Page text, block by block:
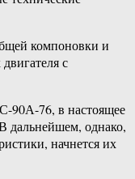
компоновки и
с
90А-76, в настоящее
дальнейшем, однако,
начнется их